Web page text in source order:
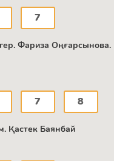
7
Фариза Оңғарсынова.
7 8
Қастек Баянбай